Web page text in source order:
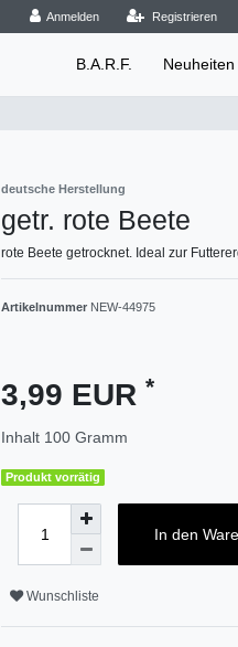
Anmelden Registrieren
B.A.R.F. Neuheiten
deutsche Herstellung
getr. rote Beete
rote Beete getrocknet. Ideal zur
Artikelnummer NEW-44975
3,99 EUR *
Inhalt 100 Gramm
Produkt vorrätig
In den
Wunschliste